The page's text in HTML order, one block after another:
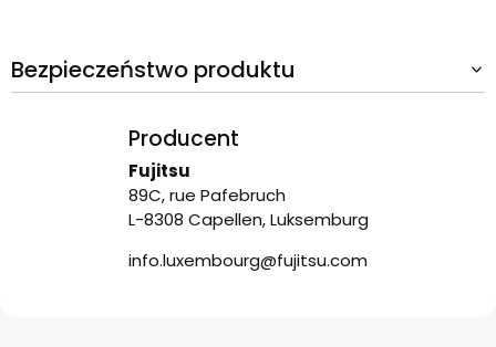
Bezpieczeństwo produktu
Producent
Fujitsu
89C, rue Pafebruch
L-8308 Capellen, Luksemburg
info.luxembourg@fujitsu.com